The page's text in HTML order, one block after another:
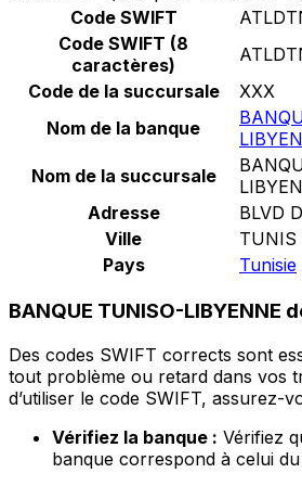
Code SWIFT
Code SWIFT (8
caractères)
Code de la succursale
XXX
Nom de la banque
Nom de la succursale
Adresse
BLVD
Ville
TUNIS
Pays
Tunisie
BANQUE TUNISO-LIBYENNE
Des codes SWIFT corrects sont
tout problème ou retard dans vos
d’utiliser le code SWIFT, assurez-
Vérifiez la banque : Vérifiez
banque correspond à celui du